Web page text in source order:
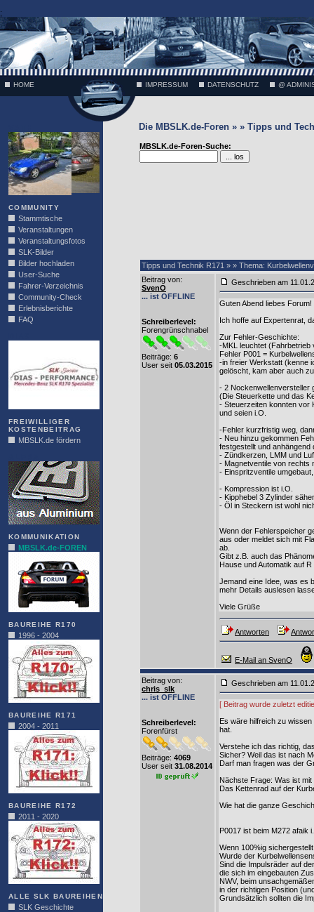
;
HOME IMPRESSUM DATENSCHUTZ @
COMMUNITY
Stammtische
Veranstaltungen
Veranstaltungsfotos
SLK-Bilder
Bilder hochladen
User-Suche
Fahrer-Verzeichnis
Community-Check
Erlebnisberichte
FAQ
FREIWILLIGER
KOSTENBEITRAG
MBSLK.de fördern
KOMMUNIKATION
MBSLK.de-FOREN
BAUREIHE R170
1996 - 2004
BAUREIHE R171
2004 - 2011
BAUREIHE R172
2011 - 2020
ALLE SLK BAUREIHEN
SLK Geschichte
Die MBSLK.de-Foren » » Tipps und
MBSLK.de-Foren-Suche:
Tipps und Technik R171 » » Thema:
Beitrag von:
SvenO
... ist OFFLINE
Schreiberlevel:
Forengrünschnabel
Beiträge: 6
User seit 05.03.2015
Geschrieben am
Guten Abend liebes Forum!
Ich hoffe auf Expertenrat,
Zur Fehler-Geschichte:
-MKL leuchtet (Fahrbetrieb
Fehler P001 =
-in freier Werkstatt (kenne
gelöscht, kam aber auch
- 2 Nockenwellenversteller
(Die Steuerkette und das
- Steuerzeiten konnten vor
und seien i.O.
-Fehler kurzfristig weg,
- Neu hinzu gekommen
festgestellt und anhängend
- Zündkerzen, LMM und
- Magnetventile von rechts
- Einspritzventile
- Kompression ist i.O.
- Kipphebel 3 Zylinder
- Öl in Steckern ist wohl
Wenn der Fehlerspeicher
aus oder meldet sich mit
ab.
Gibt z.B. auch das
Hause und Automatik auf
Jemand eine Idee, was es
mehr Details auslesen
Viele Grüße
Antworten
E-Mail an SvenO
Beitrag von:
chris_slk
... ist OFFLINE
Schreiberlevel:
Forenfürst
Beiträge: 4069
User seit 31.08.2014
Geschrieben am
[ Beitrag wurde zuletzt
Es wäre hilfreich zu
hat.
Verstehe ich das richtig,
Sicher? Weil das ist nach
Darf man fragen was der
Nächste Frage: Was ist
Das Kettenrad auf der
Wie hat die ganze
P0017 ist beim M272 afaik
Wenn 100%ig
Wurde der
Sind die Impulsräder auf
die sich im eingebauten
NWV, beim
in der richtigen Position
Grundsätzlich sollten die